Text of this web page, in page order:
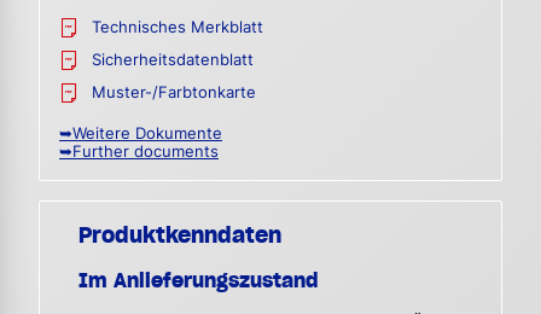
Technisches Merkblatt
Sicherheitsdatenblatt
Muster-/Farbtonkarte
➥Weitere Dokumente
➥Further documents
Produktkenndaten
Im Anlieferungszustand